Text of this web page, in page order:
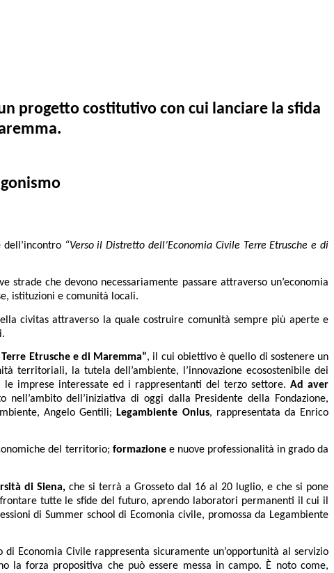
progetto costitutivo con cui lanciare la sfida
“Verso il Distretto dell’Economia Civile Terre Etrusche e di
che devono necessariamente passare attraverso un’economia
istituzioni e comunità locali.
civitas attraverso la quale costruire comunità sempre più aperte e
Etrusche e di Maremma”, il cui obiettivo è quello di sostenere un
territoriali, la tutela dell’ambiente, l’innovazione ecosostenibile dei
imprese interessate ed i rappresentanti del terzo settore. Ad aver
nell’ambito dell’iniziativa di oggi dalla Presidente della Fondazione,
Angelo Gentili; Legambiente Onlus, rappresentata da Enrico
del territorio; formazionee nuove professionalità in grado da
di Siena, che si terrà a Grosseto dal 16 al 20 luglio, e che si pone
tutte le sfide del futuro, aprendo laboratori permanenti il cui il
di Summer school di Ecomonia civile, promossa da Legambiente
Economia Civile rappresenta sicuramente un’opportunità al servizio
la forza propositiva che può essere messa in campo. È noto come,